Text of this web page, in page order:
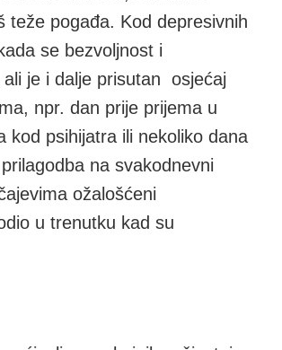
pogađa. Kod depresivnih
se bezvoljnost i
je i dalje prisutan osjećaj
npr. dan prije prijema u
kod psihijatra ili nekoliko dana
na svakodnevni
ožalošćeni
u trenutku kad su